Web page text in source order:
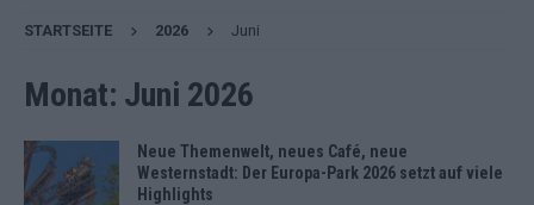
STARTSEITE 2026 Juni
Monat: Juni 2026
Neue Themenwelt, neues Café, neue
Westernstadt: Der Europa-Park 2026 setzt auf viele
Highlights